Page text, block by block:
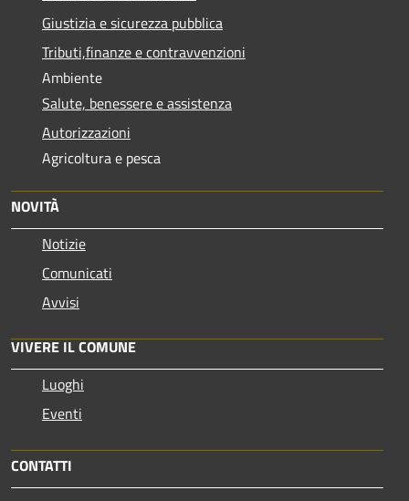
Giustizia e sicurezza pubblica
Tributi,finanze e contravvenzioni
Ambiente
Salute, benessere e assistenza
Autorizzazioni
Agricoltura e pesca
NOVITÀ
Notizie
Comunicati
Avvisi
VIVERE IL COMUNE
Luoghi
Eventi
CONTATTI